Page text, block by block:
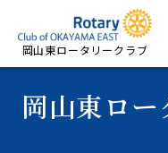
岡山東ロータリークラブ
岡山東ロ